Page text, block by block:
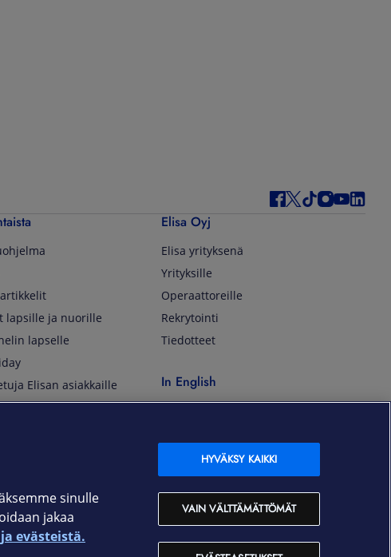
lapsille ja nuorille
lapselle
Elisan asiakkaille
Elisa Oyj
Elisa yrityksenä
Yrityksille
Operaattoreille
Rekrytointi
Tiedotteet
In English
Moving to Finland
Elisa Corporation
På Svenska
sinulle
jakaa
evästeistä.
VAIN VÄLTTÄMÄTTÖMÄT
HYVÄKSY KAIKKI